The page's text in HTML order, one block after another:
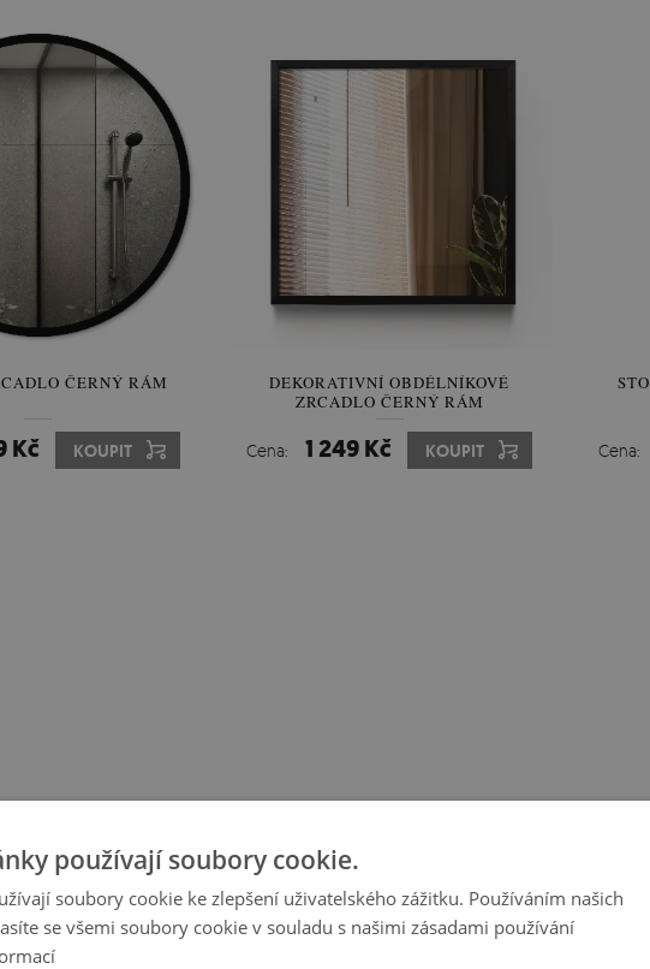
ČERNÝ RÁM
Kč KOUPIT
DEKORATIVNÍ OBDÉLNÍKOVÉ
ZRCADLO ČERNÝ RÁM
Cena: 1 249 Kč KOUPIT Cena:
používají soubory cookie.
soubory cookie ke zlepšení uživatelského zážitku. Používáním našich
se všemi soubory cookie v souladu s našimi zásadami používání